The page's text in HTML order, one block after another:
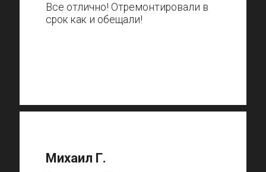
Все отлично! Отремонтировали в
срок как и обещали!
Михаил Г.